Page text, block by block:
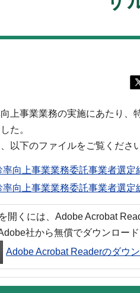
上事業業務の実施にあたり
た。
以下のファイルをご覧ください
向上事業業務委託事業者選定
向上事業業務委託事業者選定
開くには、Adobe Acrobat
社から無償でダウンロード
Adobe Acrobat Readerのダウ